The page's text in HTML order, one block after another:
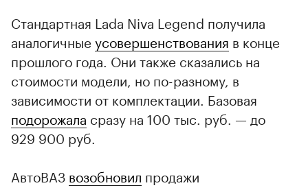
Стандартная Lada Niva Legend получила
аналогичные усовершенствования в конце
прошлого года. Они также сказались на
стоимости модели, но по-разному, в
зависимости от комплектации. Базовая
подорожала сразу на 100 тыс. руб. — до
929 900 руб.
АвтоВАЗ возобновил продажи